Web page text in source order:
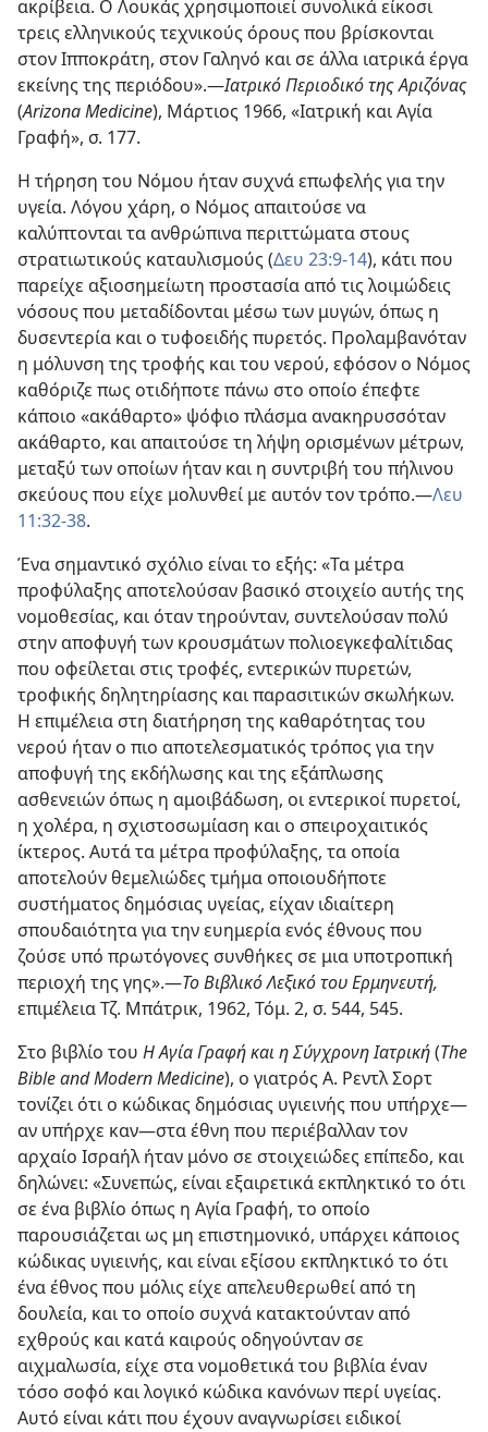
ακρίβεια. Ο Λουκάς χρησιμοποιεί συνολικά είκοσι
τρεις ελληνικούς τεχνικούς όρους που βρίσκονται
στον Ιπποκράτη, στον Γαληνό και σε άλλα ιατρικά έργα
εκείνης της περιόδου».—Ιατρικό Περιοδικό της Αριζόνας
(Arizona Medicine), Μάρτιος 1966, «Ιατρική και Αγία
Γραφή», σ. 177.
Η τήρηση του Νόμου ήταν συχνά επωφελής για την
υγεία. Λόγου χάρη, ο Νόμος απαιτούσε να
καλύπτονται τα ανθρώπινα περιττώματα στους
στρατιωτικούς καταυλισμούς (Δευ 23:9-14), κάτι που
παρείχε αξιοσημείωτη προστασία από τις λοιμώδεις
νόσους που μεταδίδονται μέσω των μυγών, όπως η
δυσεντερία και ο τυφοειδής πυρετός. Προλαμβανόταν
η μόλυνση της τροφής και του νερού, εφόσον ο Νόμος
καθόριζε πως οτιδήποτε πάνω στο οποίο έπεφτε
κάποιο «ακάθαρτο» ψόφιο πλάσμα ανακηρυσσόταν
ακάθαρτο, και απαιτούσε τη λήψη ορισμένων μέτρων,
μεταξύ των οποίων ήταν και η συντριβή του πήλινου
σκεύους που είχε μολυνθεί με αυτόν τον τρόπο.—Λευ
11:32-38.
Ένα σημαντικό σχόλιο είναι το εξής: «Τα μέτρα
προφύλαξης αποτελούσαν βασικό στοιχείο αυτής της
νομοθεσίας, και όταν τηρούνταν, συντελούσαν πολύ
στην αποφυγή των κρουσμάτων πολιοεγκεφαλίτιδας
που οφείλεται στις τροφές, εντερικών πυρετών,
τροφικής δηλητηρίασης και παρασιτικών σκωλήκων.
Η επιμέλεια στη διατήρηση της καθαρότητας του
νερού ήταν ο πιο αποτελεσματικός τρόπος για την
αποφυγή της εκδήλωσης και της εξάπλωσης
ασθενειών όπως η αμοιβάδωση, οι εντερικοί πυρετοί,
η χολέρα, η σχιστοσωμίαση και ο σπειροχαιτικός
ίκτερος. Αυτά τα μέτρα προφύλαξης, τα οποία
αποτελούν θεμελιώδες τμήμα οποιουδήποτε
συστήματος δημόσιας υγείας, είχαν ιδιαίτερη
σπουδαιότητα για την ευημερία ενός έθνους που
ζούσε υπό πρωτόγονες συνθήκες σε μια υποτροπική
περιοχή της γης».—Το Βιβλικό Λεξικό του Ερμηνευτή,
επιμέλεια Τζ. Μπάτρικ, 1962, Τόμ. 2, σ. 544, 545.
Στο βιβλίο του Η Αγία Γραφή και η Σύγχρονη Ιατρική(The
Bible and Modern Medicine), ο γιατρός Α. Ρεντλ Σορτ
τονίζει ότι ο κώδικας δημόσιας υγιεινής που υπήρχε—
αν υπήρχε καν—στα έθνη που περιέβαλλαν τον
αρχαίο Ισραήλ ήταν μόνο σε στοιχειώδες επίπεδο, και
δηλώνει: «Συνεπώς, είναι εξαιρετικά εκπληκτικό το ότι
σε ένα βιβλίο όπως η Αγία Γραφή, το οποίο
παρουσιάζεται ως μη επιστημονικό, υπάρχει κάποιος
κώδικας υγιεινής, και είναι εξίσου εκπληκτικό το ότι
ένα έθνος που μόλις είχε απελευθερωθεί από τη
δουλεία, και το οποίο συχνά κατακτούνταν από
εχθρούς και κατά καιρούς οδηγούνταν σε
αιχμαλωσία, είχε στα νομοθετικά του βιβλία έναν
τόσο σοφό και λογικό κώδικα κανόνων περί υγείας.
Αυτό είναι κάτι που έχουν αναγνωρίσει ειδικοί